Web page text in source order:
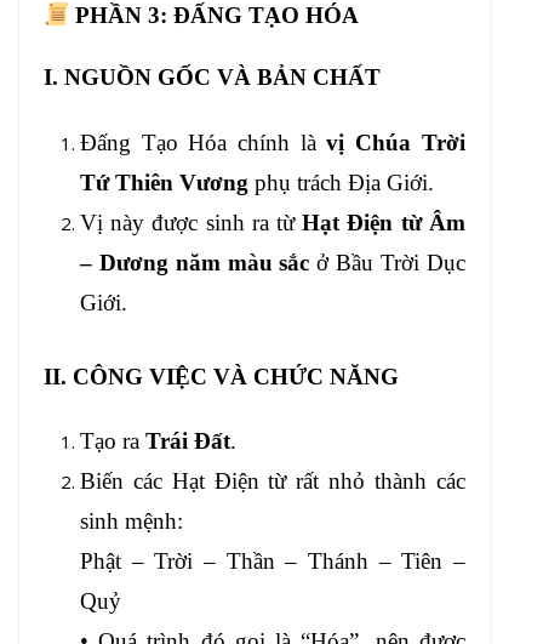
PHẦN 3:ĐẤNG TẠO HÓA
I. NGUỒN GỐC VÀ BẢN CHẤT
Đấng Tạo Hóa chính làvị Chúa Trời
Tứ Thiên Vương phụ trách Địa Giới.
Vị này được sinh ra từHạt Điện từ Âm
– Dương năm màu sắc ở Bầu Trời Dục
Giới.
II. CÔNG VIỆC VÀ CHỨC NĂNG
Tạo ra Trái Đất.
Biến các Hạt Điện từ rất nhỏ thành các
sinh mệnh:
Phật – Trời – Thần – Thánh – Tiên –
Quỷ